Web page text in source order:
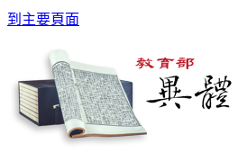
到主要頁面